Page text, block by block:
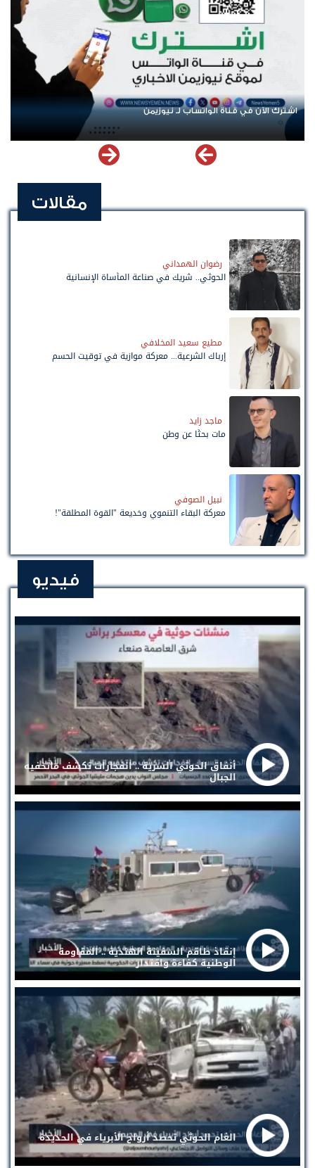
اشترك الآن في قناة الواتساب لـ نيوزيمن
مقالات
رضوان الهمداني
الحوثي.. شريك في صناعة المأساة الإنسانية
مطيع سعيد المخلافي
إرباك الشرعية... معركة موازية في توقيت الحسم
ماجد زايد
مات بحثًا عن وطن
نبيل الصوفي
معركة البقاء التنموي وخديعة "القوة المطلقة"!
فيديو
أنفاق الحوثي السرية .. انفجارات تكشف ماتخفيه
الجبال
إنقاذ طاقم السفينة الهندية .. المقاومة
الوطنية كفاءة واقتدار
الغام الحوثي تحصد أرواح الأبرياء في الحديدة